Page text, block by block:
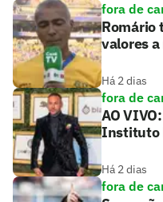
fora de
Romário
valores a
Há 2 dias
fora de
AO
Instituto
Há 2 dias
fora de